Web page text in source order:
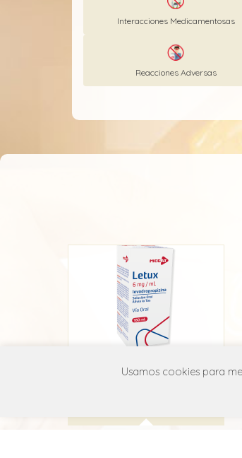
Interacciones Medicamentosas
Reacciones Adversas
Letux
Usamos cookies para